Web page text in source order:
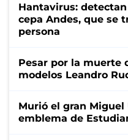
Hantavirus:
cepa Andes, que se
persona
Pesar por la muerte
modelos Leandro
Murió el gran
emblema de